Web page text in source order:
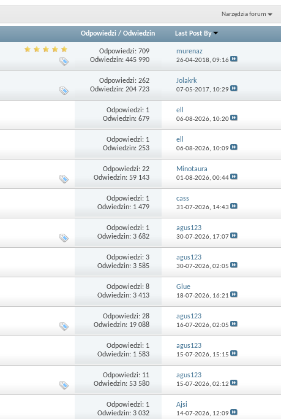
Narzędzia forum
Odpowiedzi/ Odwiedzin Last Post By
Odpowiedzi: 709
Odwiedzin: 445 990
murenaz
26-04-2018, 09:16
Odpowiedzi: 262
Odwiedzin: 204 723
Jolakrk
07-05-2017, 10:29
Odpowiedzi: 1
Odwiedzin: 679
ell
06-08-2026, 10:20
Odpowiedzi: 1
Odwiedzin: 253
ell
06-08-2026, 10:09
Odpowiedzi: 22
Odwiedzin: 59 143
Minotaura
01-08-2026, 00:44
Odpowiedzi: 1
Odwiedzin: 1 479
cass
31-07-2026, 14:43
Odpowiedzi: 1
Odwiedzin: 3 682
agus123
30-07-2026, 17:07
Odpowiedzi: 3
Odwiedzin: 3 585
agus123
30-07-2026, 02:05
Odpowiedzi: 8
Odwiedzin: 3 413
Glue
18-07-2026, 16:21
Odpowiedzi: 28
Odwiedzin: 19 088
agus123
16-07-2026, 02:05
Odpowiedzi: 1
Odwiedzin: 1 583
agus123
15-07-2026, 15:15
Odpowiedzi: 11
Odwiedzin: 53 580
agus123
15-07-2026, 02:12
Odpowiedzi: 1
Odwiedzin: 3 032
Ajsi
14-07-2026, 12:09